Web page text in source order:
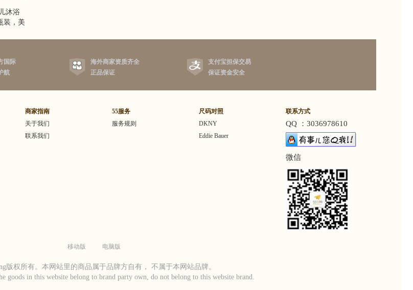
沐浴
装，美
伤害宝
肤和发
国际
航
海外商家资质齐全
正品保证
支付宝担保交易
保证资金安全
商家指南
关于我们
联系我们
55服务
服务规则
尺码对照
DKNY
Eddie Bauer
联系方式
QQ ：3036978610
微信
移动版 电脑版
版权所有。本网站里的商品属于品牌方自有， 不属于本网站品牌。
goods in this website belong to brand party own, do not belong to this website brand.